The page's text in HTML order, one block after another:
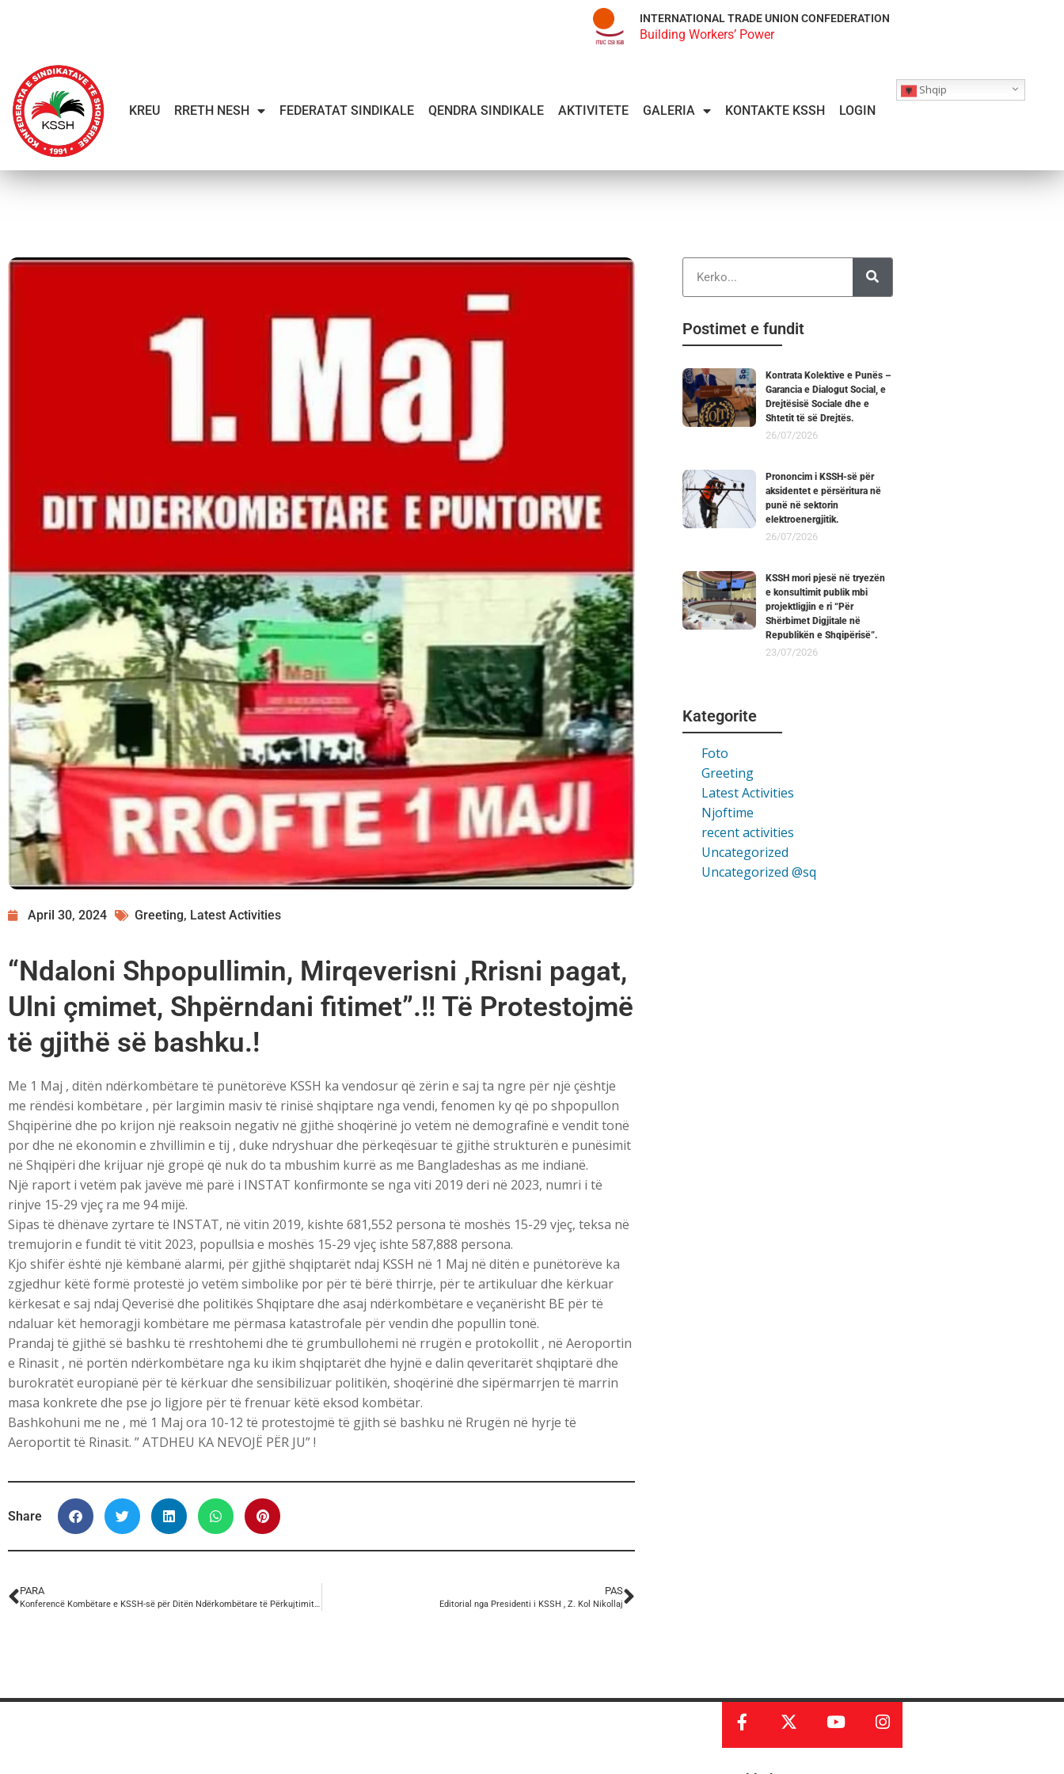
INTERNATIONAL TRADE UNION CONFEDERATION
Building Workers’ Power
KREU RRETH NESH FEDERATAT SINDIKALE QENDRA SINDIKALE AKTIVITETE GALERIA KONTAKTE KSSH LOGIN
Shqip
April 30, 2024 Greeting, Latest Activities
“Ndaloni Shpopullimin, Mirqeverisni ,Rrisni pagat,
Ulni çmimet, Shpërndani fitimet”.!! Të Protestojmë
të gjithë së bashku.!
Me 1 Maj , ditën ndërkombëtare të punëtorëve KSSH ka vendosur që zërin e saj ta ngre për një çështje
me rëndësi kombëtare , për largimin masiv të rinisë shqiptare nga vendi, fenomen ky që po shpopullon
Shqipërinë dhe po krijon një reaksoin negativ në gjithë shoqërinë jo vetëm në demografinë e vendit tonë
por dhe në ekonomin e zhvillimin e tij , duke ndryshuar dhe përkeqësuar të gjithë strukturën e punësimit
në Shqipëri dhe krijuar një gropë që nuk do ta mbushim kurrë as me Bangladeshas as me indianë.
Një raport i vetëm pak javëve më parë i INSTAT konfirmonte se nga viti 2019 deri në 2023, numri i të
rinjve 15-29 vjeç ra me 94 mijë.
Sipas të dhënave zyrtare të INSTAT, në vitin 2019, kishte 681,552 persona të moshës 15-29 vjeç, teksa në
tremujorin e fundit të vitit 2023, popullsia e moshës 15-29 vjeç ishte 587,888 persona.
Kjo shifër është një këmbanë alarmi, për gjithë shqiptarët ndaj KSSH në 1 Maj në ditën e punëtorëve ka
zgjedhur këtë formë protestë jo vetëm simbolike por për të bërë thirrje, për te artikuluar dhe kërkuar
kërkesat e saj ndaj Qeverisë dhe politikës Shqiptare dhe asaj ndërkombëtare e veçanërisht BE për të
ndaluar kët hemoragji kombëtare me përmasa katastrofale për vendin dhe popullin tonë.
Prandaj të gjithë së bashku të rreshtohemi dhe të grumbullohemi në rrugën e protokollit , në Aeroportin
e Rinasit , në portën ndërkombëtare nga ku ikim shqiptarët dhe hyjnë e dalin qeveritarët shqiptarë dhe
burokratët europianë për të kërkuar dhe sensibilizuar politikën, shoqërinë dhe sipërmarrjen të marrin
masa konkrete dhe pse jo ligjore për të frenuar këtë eksod kombëtar.
Bashkohuni me ne , më 1 Maj ora 10-12 të protestojmë të gjith së bashku në Rrugën në hyrje të
Aeroportit të Rinasit. ” ATDHEU KA NEVOJË PËR JU” !
Share
PARA
Konferencë Kombëtare e KSSH-së për Ditën Ndërkombëtare të Përkujtimit të Punëtorëve të aksidentuar dhe vdekur në vendin e punës.
PAS
Editorial nga Presidenti i KSSH , Z. Kol Nikollaj
Postimet e fundit
Kontrata Kolektive e Punës –
Garancia e Dialogut Social, e
Drejtësisë Sociale dhe e
Shtetit të së Drejtës.
26/07/2026
Prononcim i KSSH-së për
aksidentet e përsëritura në
punë në sektorin
elektroenergjitik.
26/07/2026
KSSH mori pjesë në tryezën
e konsultimit publik mbi
projektligjin e ri “Për
Shërbimet Digjitale në
Republikën e Shqipërisë”.
23/07/2026
Kategorite
Foto
Greeting
Latest Activities
Njoftime
recent activities
Uncategorized
Uncategorized @sq